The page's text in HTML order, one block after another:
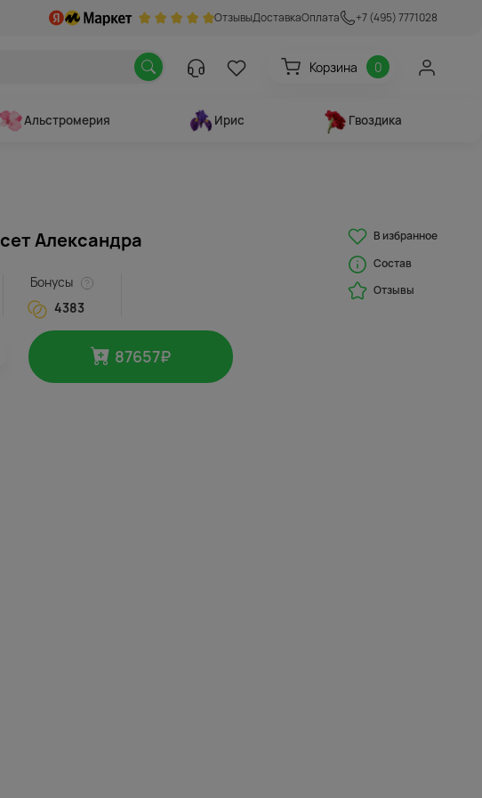
ОтзывыДоставкаОплата +7 (495) 7771028
Корзина 0
Альстромерия Ирис Гвоздика
Александра
Бонусы
4383
В избранное
Состав
Отзывы
87657₽